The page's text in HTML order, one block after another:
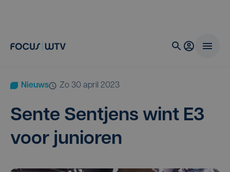
Nieuws zo 30 april 2023
Sen­te Sen­t­jens wint E3
voor junioren